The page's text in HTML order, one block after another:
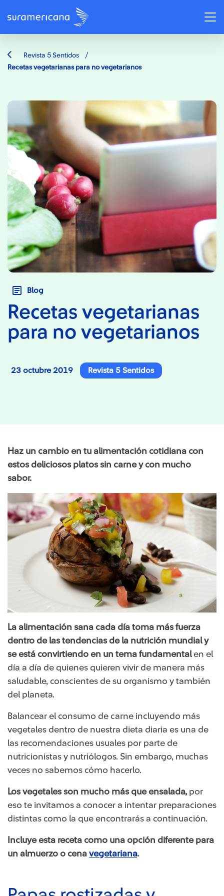
Revista 5 Sentidos /
Recetas vegetarianas para no vegetarianos
Blog
Recetas vegetarianas
para no vegetarianos
23 octubre 2019 Revista 5 Sentidos
Haz un cambio en tu alimentación cotidiana con
estos deliciosos platos sin carne y con mucho
sabor.
La alimentación sana cada día toma más fuerza
dentro de las tendencias de la nutrición mundial y
se está convirtiendo en un tema fundamentalen el
día a día de quienes quieren vivir de manera más
saludable, conscientes de su organismo y también
del planeta.
Balancear el consumo de carne incluyendo más
vegetales dentro de nuestra dieta diaria es una de
las recomendaciones usuales por parte de
nutricionistas y nutriólogos. Sin embargo, muchas
veces no sabemos cómo hacerlo.
Los vegetales son mucho más que ensalada, por
eso te invitamos a conocer a intentar preparaciones
distintas como la que encontrarás a continuación.
Incluye esta receta como una opción diferente para
un almuerzo o cena vegetariana.